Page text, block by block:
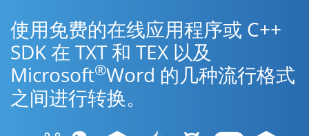
使用免费的在线应用程序或 C++
SDK 在 TXT 和 TEX 以及
Microsoft®Word 的几种流行格式
之间进行转换。